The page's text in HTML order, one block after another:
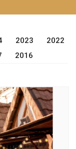
2023
2022
2016